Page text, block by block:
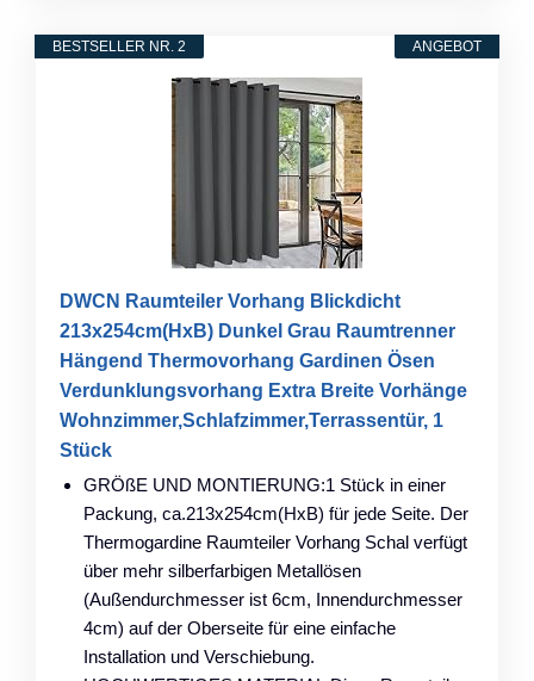
ANGEBOT
BESTSELLER NR. 2
DWCN Raumteiler Vorhang Blickdicht
213x254cm(HxB) Dunkel Grau Raumtrenner
Hängend Thermovorhang Gardinen Ösen
Verdunklungsvorhang Extra Breite Vorhänge
Wohnzimmer,Schlafzimmer,Terrassentür, 1
Stück
GRÖßE UND MONTIERUNG:1 Stück in einer
Packung, ca.213x254cm(HxB) für jede Seite. Der
Thermogardine Raumteiler Vorhang Schal verfügt
über mehr silberfarbigen Metallösen
(Außendurchmesser ist 6cm, Innendurchmesser
4cm) auf der Oberseite für eine einfache
Installation und Verschiebung.